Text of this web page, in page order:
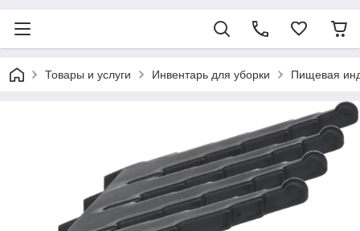
Товары и услуги Инвентарь для уборки Пищевая